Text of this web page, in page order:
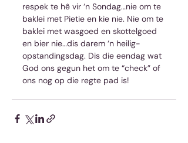
respek te hê vir ‘n Sondag…nie om te
baklei met Pietie en kie nie. Nie om te
baklei met wasgoed en skottelgoed
en bier nie…dis darem ‘n heilig-
opstandingsdag. Dis die eendag wat
God ons gegun het om te “check” of
ons nog op die regte pad is!